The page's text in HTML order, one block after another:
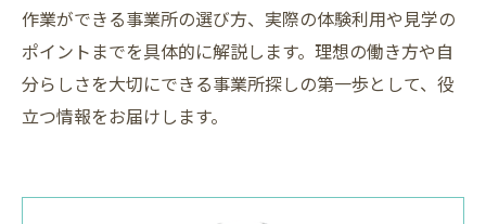
作業ができる事業所の選び方、実際の体験利用や見学の
ポイントまでを具体的に解説します。理想の働き方や自
分らしさを大切にできる事業所探しの第一歩として、役
立つ情報をお届けします。